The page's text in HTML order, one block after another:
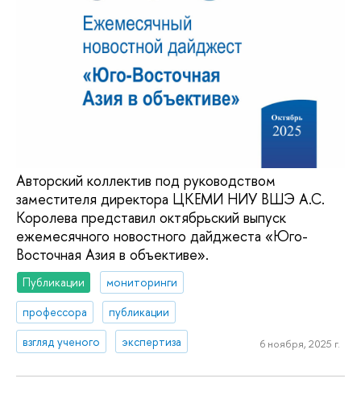
Авторский коллектив под руководством
заместителя директора ЦКЕМИ НИУ ВШЭ А.С.
Королева представил октябрьский выпуск
ежемесячного новостного дайджеста «Юго-
Восточная Азия в объективе».
Публикации
мониторинги
профессора
публикации
взгляд ученого
экспертиза 6 ноября, 2025 г.